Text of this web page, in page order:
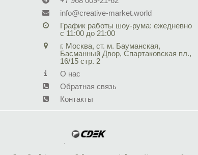
info@creative-market.world
График работы шоу-рума: ежедневно
с 11:00 до 21:00
г. Москва, ст. м. Бауманская,
Басманный Двор, Спартаковская пл.,
16/15 стр. 2
О нас
Обратная связь
Контакты